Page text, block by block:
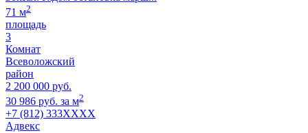
71 м2
площадь
3
Комнат
Всеволожский
район
2 200 000 руб.
30 986 руб. за м2
+7 (812) 333XXXX
Адвекс